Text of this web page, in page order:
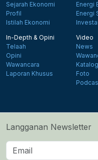
Sejarah Ekonomi
Profil
Istilah Ekonomi
Energi
Energi
In-Depth & Opini
Telaah
Opini
Wawancara
Laporan Khusus
Video
News
Foto
Langganan Newsletter